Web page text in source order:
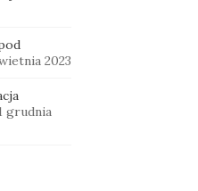
2023
grudnia